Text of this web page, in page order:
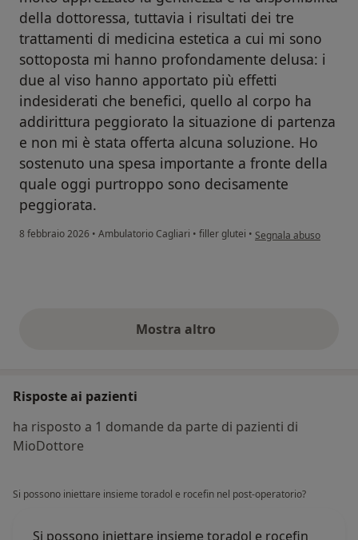
della dottoressa, tuttavia i risultati dei tre
trattamenti di medicina estetica a cui mi sono
sottoposta mi hanno profondamente delusa: i
due al viso hanno apportato più effetti
indesiderati che benefici, quello al corpo ha
addirittura peggiorato la situazione di partenza
e non mi è stata offerta alcuna soluzione. Ho
sostenuto una spesa importante a fronte della
quale oggi purtroppo sono decisamente
peggiorata.
8 febbraio 2026 • Ambulatorio Cagliari • filler glutei • secondo l'opinione
Segnala abuso
Mostra altroopinioni di cui sopra
Risposte ai pazienti
ha risposto a 1 domande da parte di pazienti di
MioDottore
Si possono iniettare insieme toradol e rocefin nel post-operatorio?
Si possono iniettare insieme toradol e rocefin